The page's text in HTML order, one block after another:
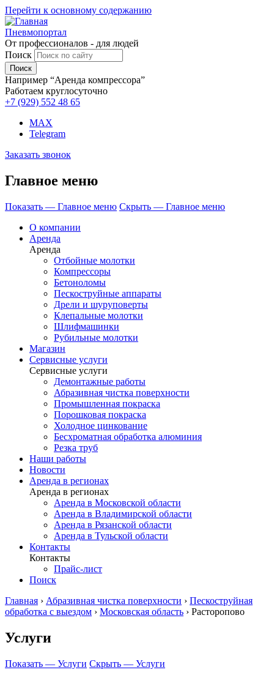
Перейти к основному содержанию
Пневмопортал
От профессионалов - для людей
Поиск
Например “Аренда компрессора”
Работаем круглосуточно
+7 (929) 552 48 65
MAX
Telegram
Заказать звонок
Главное меню
Показать — Главное меню Скрыть — Главное меню
О компании
Аренда
Аренда
Отбойные молотки
Компрессоры
Бетоноломы
Пескоструйные аппараты
Дрели и шуруповерты
Клепальные молотки
Шлифмашинки
Рубильные молотки
Магазин
Сервисные услуги
Сервисные услуги
Демонтажные работы
Абразивная чистка поверхности
Промышленная покраска
Порошковая покраска
Холодное цинкование
Бесхроматная обработка алюминия
Резка труб
Наши работы
Новости
Аренда в регионах
Аренда в регионах
Аренда в Московской области
Аренда в Владимирской области
Аренда в Рязанской области
Аренда в Тульской области
Контакты
Контакты
Прайс-лист
Поиск
Главная › Абразивная чистка поверхности › Пескоструйная
обработка с выездом › Московская область › Расторопово
Услуги
Показать — Услуги Скрыть — Услуги